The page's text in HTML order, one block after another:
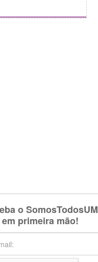
o SomosTodosUM
em primeira mão!